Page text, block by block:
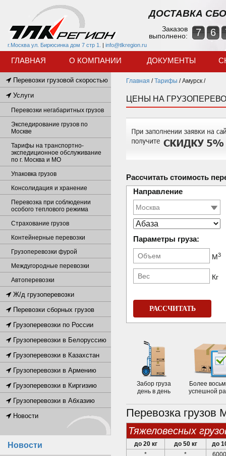
г.Москва ул. Бирюсинка дом 7 стр 1. | info@tlkregion.ru
ДОСТАВКА
Заказов
выполнено:
7 6
ГЛАВНАЯ О КОМПАНИИ ДОКУМЕНТЫ
Главная /Тарифы /Амурск /
ЦЕНЫ НА
Рассчитать стоимость
Направление
Параметры груза:
М3
Кг
РАССЧИТАТЬ
Забор груза
день в день
Более
успешной
Перевозка грузов
тяжеловесных
до 20 кг до 50 кг
до
*
*
Перевозки грузовой скоростью
Услуги
Перевозки негабаритных грузов
Экспедирование грузов по
Москве
Тарифы на транспортно-
экспедиционное обслуживание
по г. Москва и МО
Упаковка грузов
Консолидация и хранение
Перевозка при соблюдении
особого теплового режима
Страхование грузов
Контейнерные перевозки
Грузоперевозки фурой
Междугородные перевозки
Автоперевозки
Ж/д грузоперевозки
Перевозки сборных грузов
Грузоперевозки по России
Грузоперевозки в Белоруссию
Грузоперевозки в Казахстан
Грузоперевозки в Армению
Грузоперевозки в Киргизию
Грузоперевозки в Абхазию
Новости
Новости